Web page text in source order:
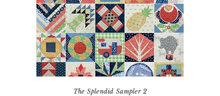
The Splendid Sampler 2